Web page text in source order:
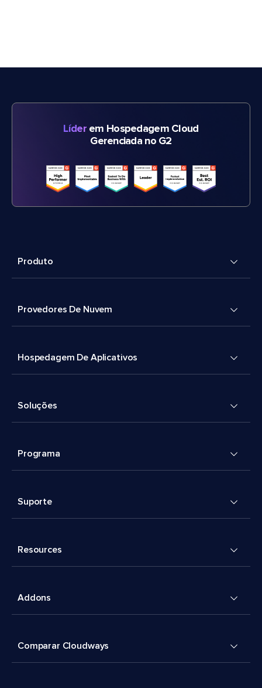
Líderem Hospedagem Cloud
Gerenciada no G2
Produto
Provedores De Nuvem
Hospedagem De Aplicativos
Soluções
Programa
Suporte
Resources
Addons
Comparar Cloudways